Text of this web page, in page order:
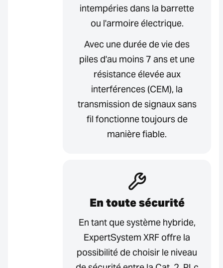
intempéries dans la barrette
ou l'armoire électrique.
Avec une durée de vie des
piles d'au moins 7 ans et une
résistance élevée aux
interférences (CEM), la
transmission de signaux sans
fil fonctionne toujours de
manière fiable.
En toute sécurité
En tant que système hybride,
ExpertSystem XRF offre la
possibilité de choisir le niveau